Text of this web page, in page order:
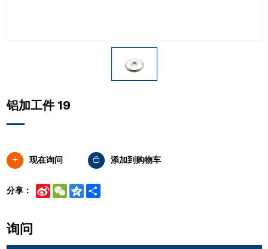
铝加工件 19
现在询问 添加到购物车
分享：
Sina
Weibo
WeChatQzone
询问